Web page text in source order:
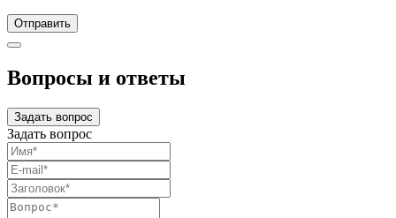
Отправить
Вопросы и ответы
Задать вопрос
Задать вопрос